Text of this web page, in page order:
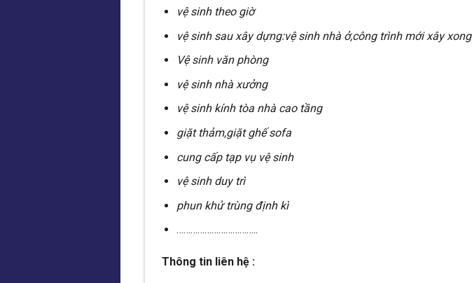
vệ sinh theo giờ
vệ sinh sau xây dựng:vệ sinh nhà ở,công trình mới xây xong
Vệ sinh văn phòng
vệ sinh nhà xưởng
vệ sinh kính tòa nhà cao tầng
giặt thảm,giặt ghế sofa
cung cấp tạp vụ vệ sinh
vệ sinh duy trì
phun khử trùng định kì
……………………………..
Thông tin liên hệ :